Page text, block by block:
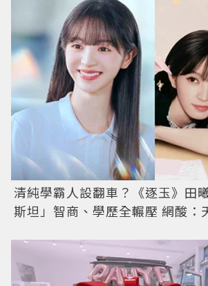
清純學霸人設翻車？《逐玉》田
斯坦」智商、學歷全輾壓 網酸：